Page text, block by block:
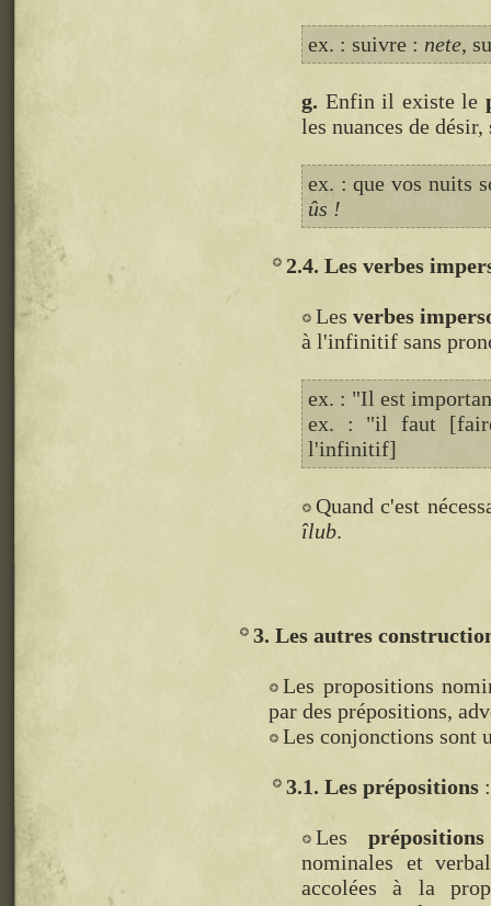
ex. : suivre : nete,
g. Enfin il existe le
les nuances de
ex. : que vos nuits
ûs !
2.4. Les verbes
Les verbes
à l'infinitif sans
ex. : "Il est
ex. : "il faut
l'infinitif]
Quand c'est
îlub.
3. Les autres
Les propositions
par des prépositions,
Les conjonctions sont
3.1. Les prépositions
Les prépositions
nominales et
accolées à la